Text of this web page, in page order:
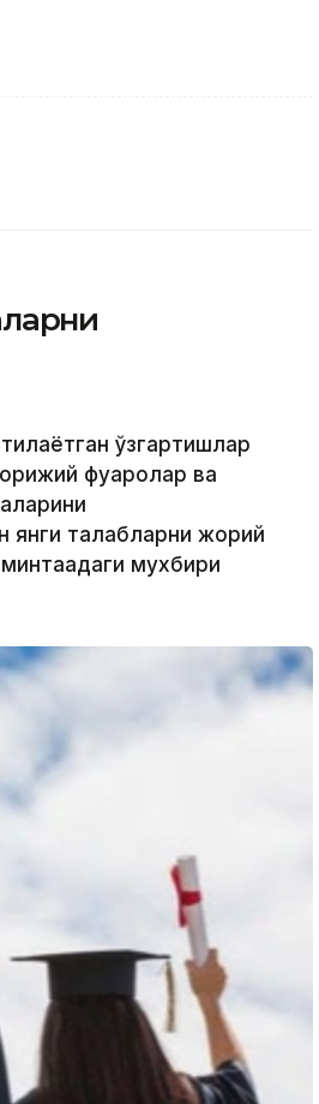
ўзгартишлар
фуқаролар ва
янги талабларни жорий
мухбири